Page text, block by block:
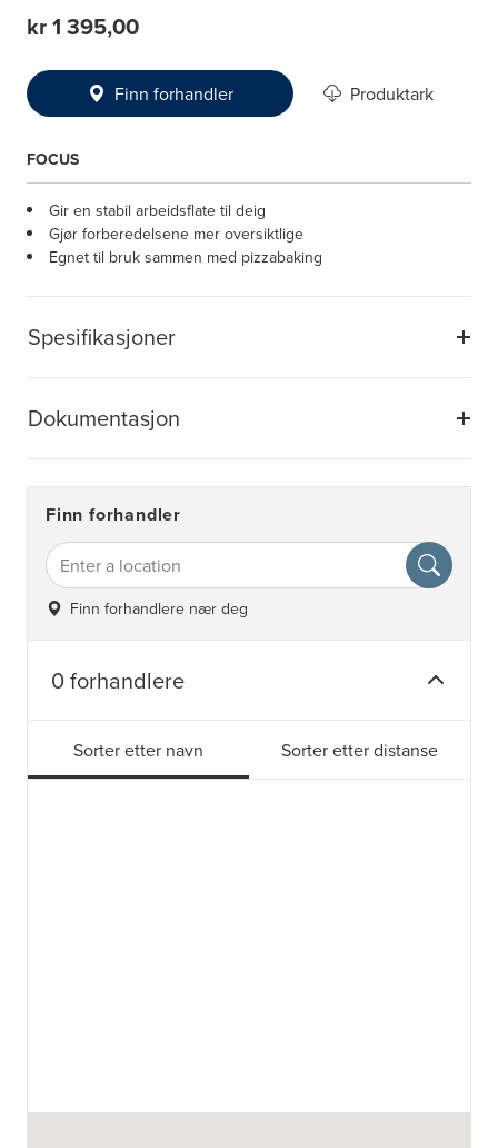
Spesifikasjoner
Dokumentasjon
kr 1 395,00
Finn forhandler Produktark
FOCUS
Gir en stabil arbeidsflate til deig
Gjør forberedelsene mer oversiktlige
Egnet til bruk sammen med pizzabaking
Finn forhandler
Finn forhandlere nær deg
0 forhandlere
Sorter etter navn Sorter etter distanse